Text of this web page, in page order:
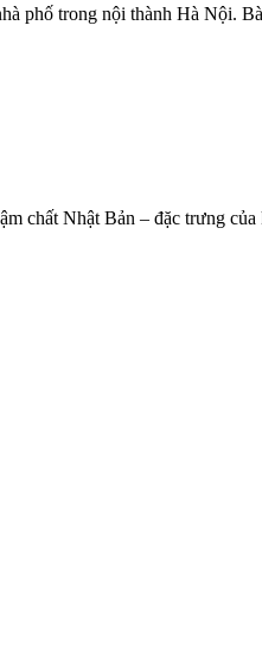
phố trong nội thành Hà Nội.
chất Nhật Bản – đặc trưng